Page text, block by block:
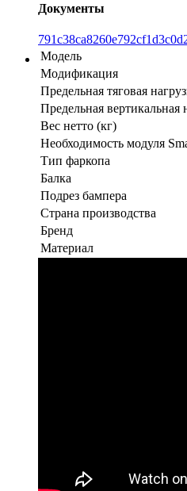
Документы
Модель
Модификация
Предельная тяговая
Предельная вертикальная
Вес нетто (кг)
Необходимость модуля
Тип фаркопа
Балка
Подрез бампера
Страна производства
Бренд
Материал